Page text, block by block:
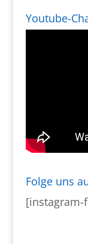
Youtube-
Folge uns
[instagram-